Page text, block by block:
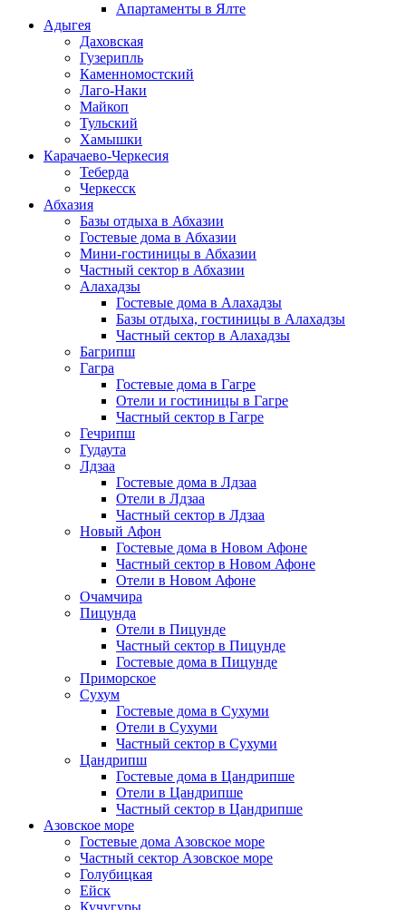
Апартаменты в Ялте
Адыгея
Даховская
Гузерипль
Каменномостский
Лаго-Наки
Майкоп
Тульский
Хамышки
Карачаево-Черкесия
Теберда
Черкесск
Абхазия
Базы отдыха в Абхазии
Гостевые дома в Абхазии
Мини-гостиницы в Абхазии
Частный сектор в Абхазии
Алахадзы
Гостевые дома в Алахадзы
Базы отдыха, гостиницы в Алахадзы
Частный сектор в Алахадзы
Багрипш
Гагра
Гостевые дома в Гагре
Отели и гостиницы в Гагре
Частный сектор в Гагре
Гечрипш
Гудаута
Лдзаа
Гостевые дома в Лдзаа
Отели в Лдзаа
Частный сектор в Лдзаа
Новый Афон
Гостевые дома в Новом Афоне
Частный сектор в Новом Афоне
Отели в Новом Афоне
Очамчира
Пицунда
Отели в Пицунде
Частный сектор в Пицунде
Гостевые дома в Пицунде
Приморское
Сухум
Гостевые дома в Сухуми
Отели в Сухуми
Частный сектор в Сухуми
Цандрипш
Гостевые дома в Цандрипше
Отели в Цандрипше
Частный сектор в Цандрипше
Азовское море
Гостевые дома Азовское море
Частный сектор Азовское море
Голубицкая
Ейск
Кучугуры